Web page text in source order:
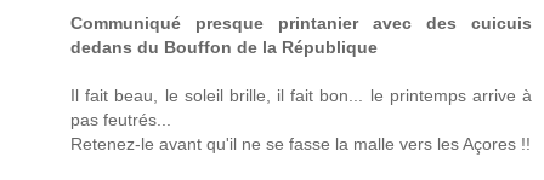
Communiqué presque printanier avec des cuicuis
dedans du Bouffon de la République
Il fait beau, le soleil brille, il fait bon... le printemps arrive à
pas feutrés...
Retenez-le avant qu'il ne se fasse la malle vers les Açores !!